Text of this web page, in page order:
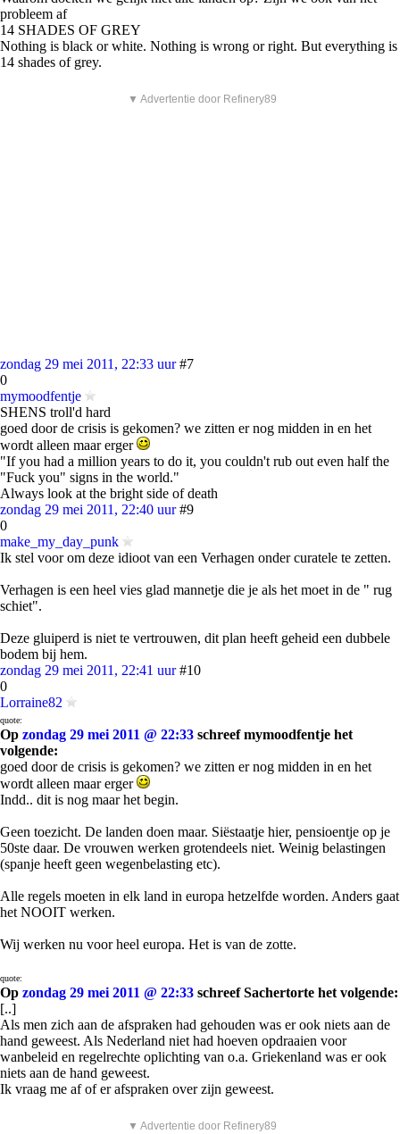
probleem af
14 SHADES OF GREY
Nothing is black or white. Nothing is wrong or right. But everything is
14 shades of grey.
▼ Advertentie door Refinery89
zondag 29 mei 2011, 22:33 uur #7
0
mymoodfentje
SHENS troll'd hard
goed door de crisis is gekomen? we zitten er nog midden in en het
wordt alleen maar erger
"If you had a million years to do it, you couldn't rub out even half the
"Fuck you" signs in the world."
Always look at the bright side of death
zondag 29 mei 2011, 22:40 uur #9
0
make_my_day_punk
Ik stel voor om deze idioot van een Verhagen onder curatele te zetten.
Verhagen is een heel vies glad mannetje die je als het moet in de " rug
schiet".
Deze gluiperd is niet te vertrouwen, dit plan heeft geheid een dubbele
bodem bij hem.
zondag 29 mei 2011, 22:41 uur #10
0
Lorraine82
quote:
Op zondag 29 mei 2011 @ 22:33 schreef mymoodfentje het
volgende:
goed door de crisis is gekomen? we zitten er nog midden in en het
wordt alleen maar erger
Indd.. dit is nog maar het begin.
Geen toezicht. De landen doen maar. Siëstaatje hier, pensioentje op je
50ste daar. De vrouwen werken grotendeels niet. Weinig belastingen
(spanje heeft geen wegenbelasting etc).
Alle regels moeten in elk land in europa hetzelfde worden. Anders gaat
het NOOIT werken.
Wij werken nu voor heel europa. Het is van de zotte.
quote:
Op zondag 29 mei 2011 @ 22:33 schreef Sachertorte het volgende:
[..]
Als men zich aan de afspraken had gehouden was er ook niets aan de
hand geweest. Als Nederland niet had hoeven opdraaien voor
wanbeleid en regelrechte oplichting van o.a. Griekenland was er ook
niets aan de hand geweest.
Ik vraag me af of er afspraken over zijn geweest.
▼ Advertentie door Refinery89